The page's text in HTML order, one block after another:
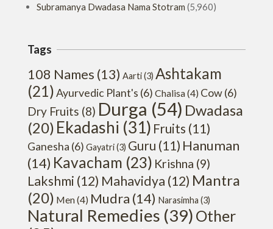
Subramanya Dwadasa Nama Stotram (5,960)
Tags
108 Names (13) Aarti(3) Ashtakam
(21)Ayurvedic Plant's (6) Chalisa(4) Cow(6)
Dry Fruits (8) Durga (54) Dwadasa
(20) Ekadashi (31) Fruits (11)
Ganesha (6) Gayatri(3) Guru (11) Hanuman
(14) Kavacham (23) Krishna (9)
Lakshmi (12) Mahavidya (12) Mantra
(20) Men(4) Mudra (14) Narasimha (3)
Natural Remedies (39) Other